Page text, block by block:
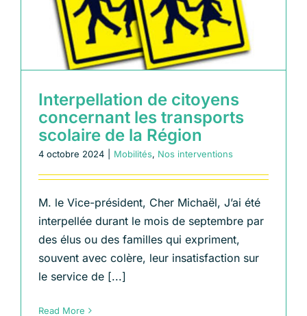
Interpellation de citoyens
concernant les transports
scolaire de la Région
4 octobre 2024 Mobilités, Nos interventions
M. le Vice-président, Cher Michaël, J’ai été
interpellée durant le mois de septembre par
des élus ou des familles qui expriment,
souvent avec colère, leur insatisfaction sur
le service de [...]
Read More